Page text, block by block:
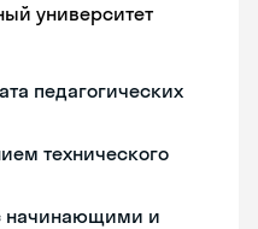
университет
педагогических
технического
начинающими и